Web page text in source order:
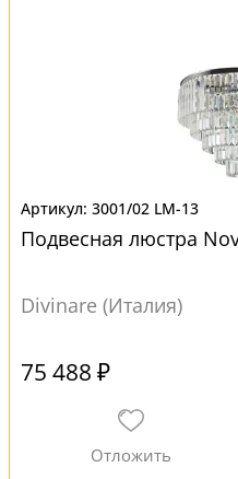
3001/02 LM-13
Подвесная люстра
Divinare (Италия)
75 488 ₽